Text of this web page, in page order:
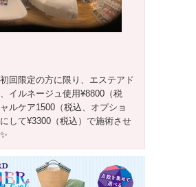
回限定の方に限り、エステアド
イルネージュ使用¥8800（税
ルケア1500（税込、オプショ
して¥3300（税込）で施術させ